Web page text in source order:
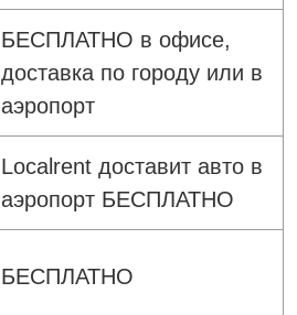
БЕСПЛАТНО в офисе,
доставка по городу или в
аэропорт
Localrent доставит авто в
аэропорт БЕСПЛАТНО
БЕСПЛАТНО